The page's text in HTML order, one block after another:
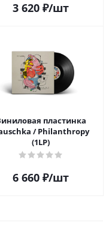
3 620 ₽/шт
пластинка
/ Philanthropy
(1LP)
6 660 ₽/шт